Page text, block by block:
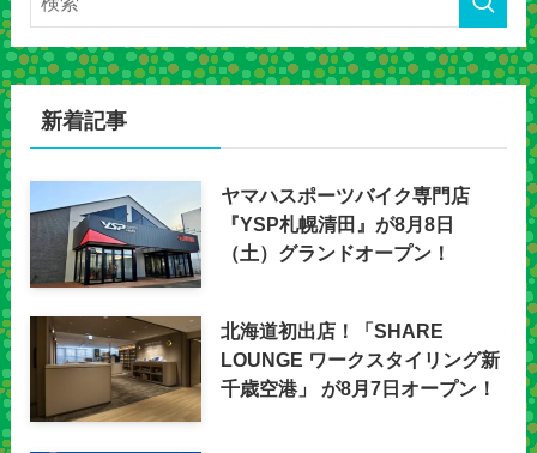
新着記事
ヤマハスポーツバイク専門店
『YSP札幌清田』が8月8日
（土）グランドオープン！
北海道初出店！「SHARE
LOUNGE ワークスタイリング新
千歳空港」 が8月7日オープン！